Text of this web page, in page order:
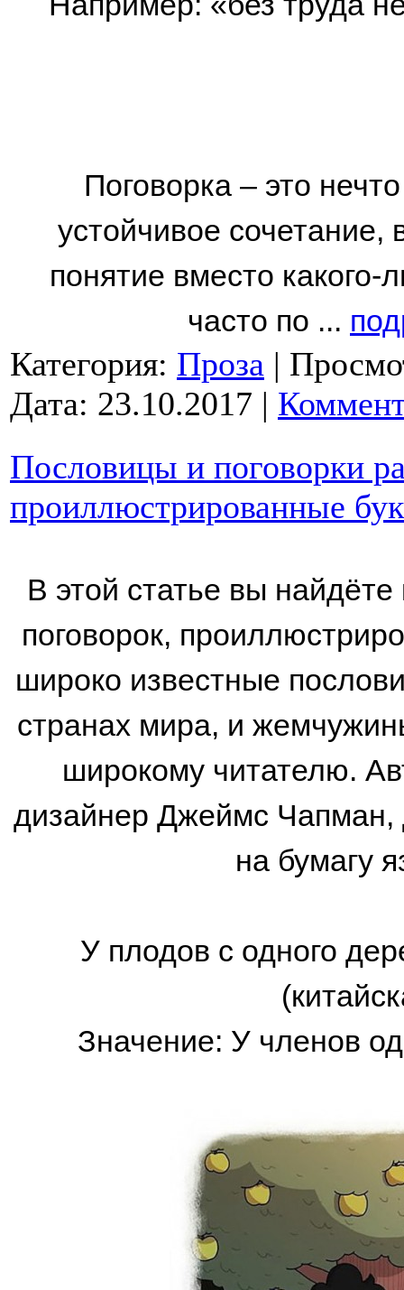
Поговорка – это
устойчивое
понятие вместо
часто по ...
Категория: Проза |
Дата: 23.10.2017 |
Пословицы и поговорки
проиллюстрированные
В этой статье вы
поговорок,
широко известные
странах мира, и
широкому читателю.
дизайнер Джеймс
на бумагу
У плодов с одного
Значение: У членов